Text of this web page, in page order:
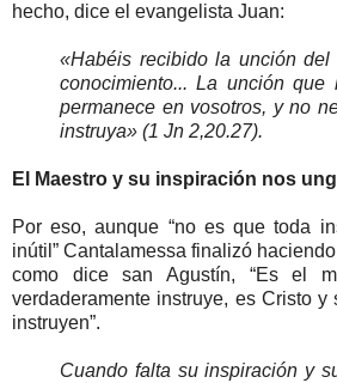
hecho, dice el evangelista Juan:
«Habéis recibido la unción del
conocimiento... La unción
permanece en vosotros, y no
instruya» (1 Jn 2,20.27).
El Maestro y su inspiración nos
Por eso, aunque “no es que toda
inútil” Cantalamessa finalizó
como dice san Agustín, “Es el
verdaderamente instruye, es Cristo
instruyen”.
Cuando falta su inspiración y